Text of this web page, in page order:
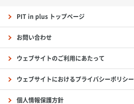
PIT in plus トップページ
お問い合わせ
ウェブサイトのご利用にあたって
ウェブサイトにおけるプライバシーポリシー
個人情報保護方針